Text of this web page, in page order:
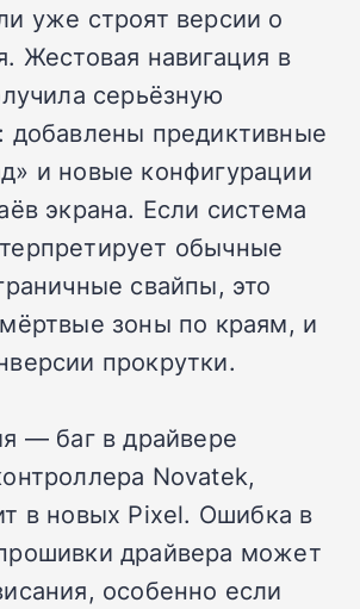
уже строят версии о
Жестовая навигация в
серьёзную
добавлены предиктивные
и новые конфигурации
экрана. Если система
обычные
свайпы, это
зоны по краям, и
прокрутки.
— баг в драйвере
Novatek,
в новых Pixel. Ошибка в
драйвера может
особенно если